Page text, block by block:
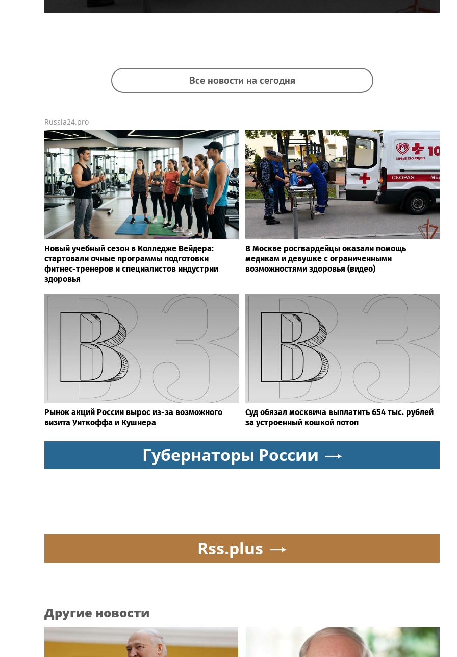
Все новости на сегодня
Russia24.pro
Новый учебный сезон в Колледже Вейдера:
стартовали очные программы подготовки
фитнес-тренеров и специалистов индустрии
здоровья
В Москве росгвардейцы оказали помощь
медикам и девушке с ограниченными
возможностями здоровья (видео)
Рынок акций России вырос из-за возможного
визита Уиткоффа и Кушнера
Суд обязал москвича выплатить 654 тыс. рублей
за устроенный кошкой потоп
Губернаторы России
Rss.plus
Другие новости